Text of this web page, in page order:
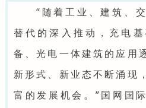
“随着工业、建筑、
替代的深入推动，充电
备、光电一体建筑的应用
新形式、新业态不断涌现
富的发展机会。”国网国